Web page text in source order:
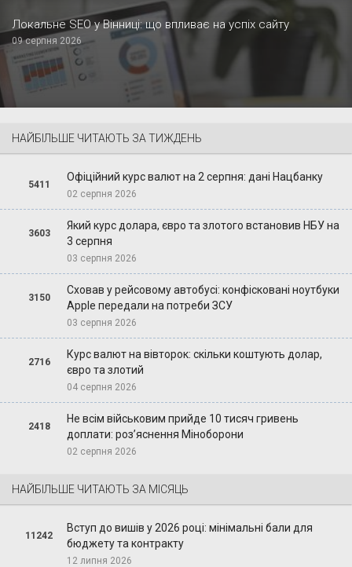
Локальне SEO у Вінниці: що впливає на успіх сайту
09 серпня 2026
НАЙБІЛЬШЕ ЧИТАЮТЬ ЗА ТИЖДЕНЬ
5411
Офіційний курс валют на 2 серпня: дані Нацбанку
02 серпня 2026
3603
Який курс долара, євро та злотого встановив НБУ на
3 серпня
03 серпня 2026
3150
Сховав у рейсовому автобусі: конфісковані ноутбуки
Apple передали на потреби ЗСУ
03 серпня 2026
2716
Курс валют на вівторок: скільки коштують долар,
євро та злотий
04 серпня 2026
2418
Не всім військовим прийде 10 тисяч гривень
доплати: роз’яснення Міноборони
02 серпня 2026
НАЙБІЛЬШЕ ЧИТАЮТЬ ЗА МІСЯЦЬ
11242
Вступ до вишів у 2026 році: мінімальні бали для
бюджету та контракту
12 липня 2026